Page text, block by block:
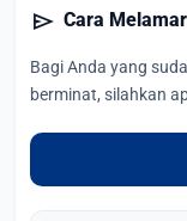
send Cara Melamar
Bagi Anda yang
berminat, silahkan